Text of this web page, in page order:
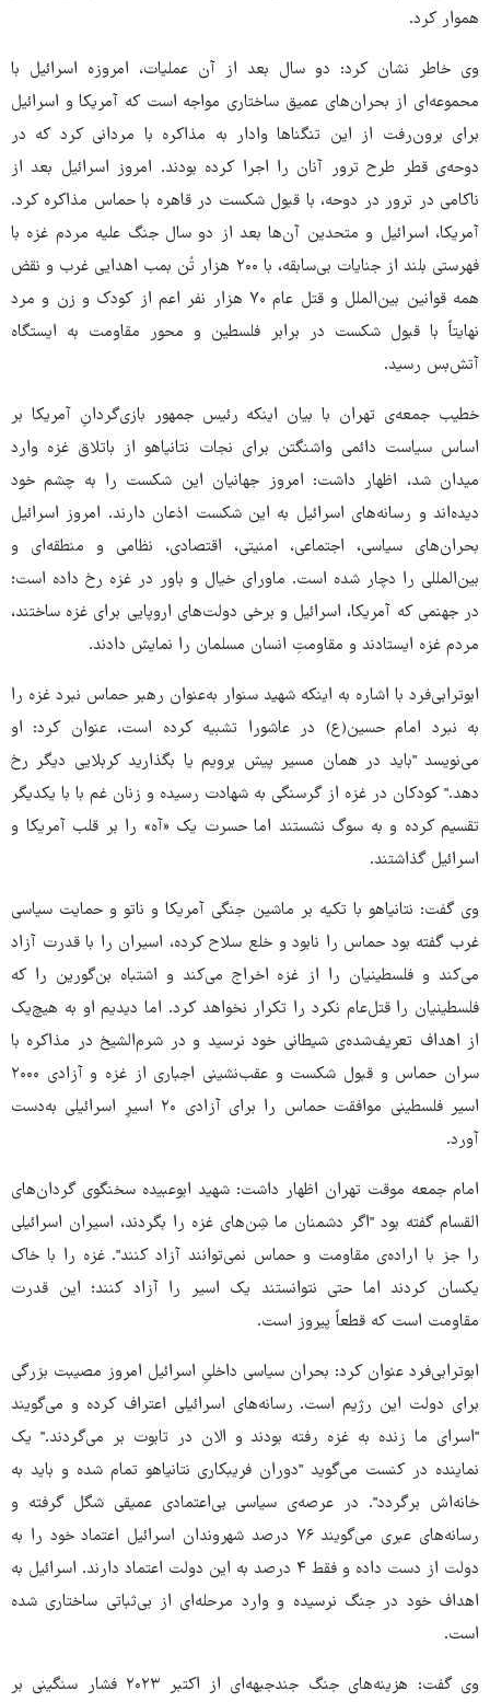
هموار کرد.
وی خاطر نشان کرد: دو سال بعد از آن عملیات، امروزه اسرائیل با
محموعه‌ای از بحران‌های عمیق ساختاری مواجه است که آمریکا و اسرائیل
برای برون‌رفت از این تنگناها وادار به مذاکره با مردانی کرد که در
دوحه‌ی قطر طرح ترور آنان را اجرا کرده بودند. امروز اسرائیل بعد از
ناکامی در ترور در دوحه، با قبول شکست در قاهره با حماس مذاکره کرد.
آمریکا، اسرائیل و متحدین آن‌ها بعد از دو سال جنگ علیه مردم غزه با
فهرستی بلند از جنایات بی‌سابقه، با ۲۰۰ هزار تُن بمب اهدایی غرب و نقض
همه قوانین بین‌الملل و قتل عام ۷۰ هزار نفر اعم از کودک و زن و مرد
نهایتاً با قبول شکست در برابر فلسطین و محور مقاومت به ایستگاه
آتش‌بس رسید.
خطیب جمعه‌ی تهران با بیان اینکه رئیس جمهور بازی‌گردانِ آمریکا بر
اساس سیاست دائمی واشنگتن برای نجات نتانیاهو از باتلاق غزه وارد
میدان شد، اظهار داشت: امروز جهانیان این شکست را به چشم خود
دیده‌اند و رسانه‌های اسرائیل به این شکست اذعان دارند. امروز اسرائیل
بحران‌های سیاسی، اجتماعی، امنیتی، اقتصادی، نظامی و منطقه‌ای و
بین‌المللی را دچار شده است. ماورای خیال و باور در غزه رخ داده است؛
در جهنمی که آمریکا، اسرائیل و برخی دولت‌های اروپایی برای غزه ساختند،
مردم غزه ایستادند و مقاومتِ انسان مسلمان را نمایش دادند.
ابوترابی‌فرد با اشاره به اینکه شهید سنوار به‌عنوان رهبر حماس نبرد غزه را
به نبرد امام حسین(ع) در عاشورا تشبیه کرده است، عنوان کرد: او
می‌نویسد "باید در همان مسیر پیش برویم یا بگذارید کربلایی دیگر رخ
دهد." کودکان در غزه از گرسنگی به شهادت رسیده و زنان غم با با یکدیگر
تقسیم کرده و به سوگ نشستند اما حسرت یک «آه» را بر قلب آمریکا و
اسرائیل گذاشتند.
وی گفت: نتانیاهو با تکیه بر ماشین جنگی آمریکا و ناتو و حمایت سیاسی
غرب گفته بود حماس را نابود و خلع سلاح کرده، اسیران را با قدرت آزاد
می‌کند و فلسطینیان را از غزه اخراج می‌کند و اشتباه بن‌گورین را که
فلسطینیان را قتل‌عام نکرد را تکرار نخواهد کرد. اما دیدیم او به هیچ‌یک
از اهداف تعریف‌شده‌ی شیطانی خود نرسید و در شرم‌الشیخ در مذاکره با
سران حماس و قبول شکست و عقب‌نشینی اجباری از غزه و آزادی ۲۰۰۰
اسیر فلسطینی موافقت حماس را برای آزادی ۲۰ اسیرِ اسرائیلی به‌دست
آورد.
امام جمعه موقت تهران اظهار داشت: شهید ابوعبیده سخنگوی گردان‌های
القسام گفته بود "اگر دشمنان ما شِن‌های غزه را بگردند، اسیران اسرائیلی
را جز با اراده‌ی مقاومت و حماس نمی‌توانند آزاد کنند". غزه را با خاک
یکسان کردند اما حتی نتوانستند یک اسیر را آزاد کنند؛ این قدرت
مقاومت است که قطعاً پیروز است.
ابوترابی‌فرد عنوان کرد: بحران سیاسی داخلیِ اسرائیل امروز مصیبت بزرگی
برای دولت این رژیم است. رسانه‌های اسرائیلی اعتراف کرده و می‌گویند
"اسرای ما زنده به غزه رفته بودند و الان در تابوت بر می‌گردند." یک
نماینده در کنست می‌گوید "دوران فریبکاری نتانیاهو تمام شده و باید به
خانه‌اش برگردد". در عرصه‌ی سیاسی بی‌اعتمادی عمیقی شگل گرفته و
رسانه‌های عبری می‌گویند ۷۶ درصد شهروندان اسرائیل اعتماد خود را به
دولت از دست داده و فقط ۴ درصد به این دولت اعتماد دارند. اسرائیل به
اهداف خود در جنگ نرسیده و وارد مرحله‌ای از بی‌ثباتی ساختاری شده
است.
وی گفت: هزینه‌های جنگ جندجبهه‌ای از اکتبر ۲۰۲۳ فشار سنگینی بر